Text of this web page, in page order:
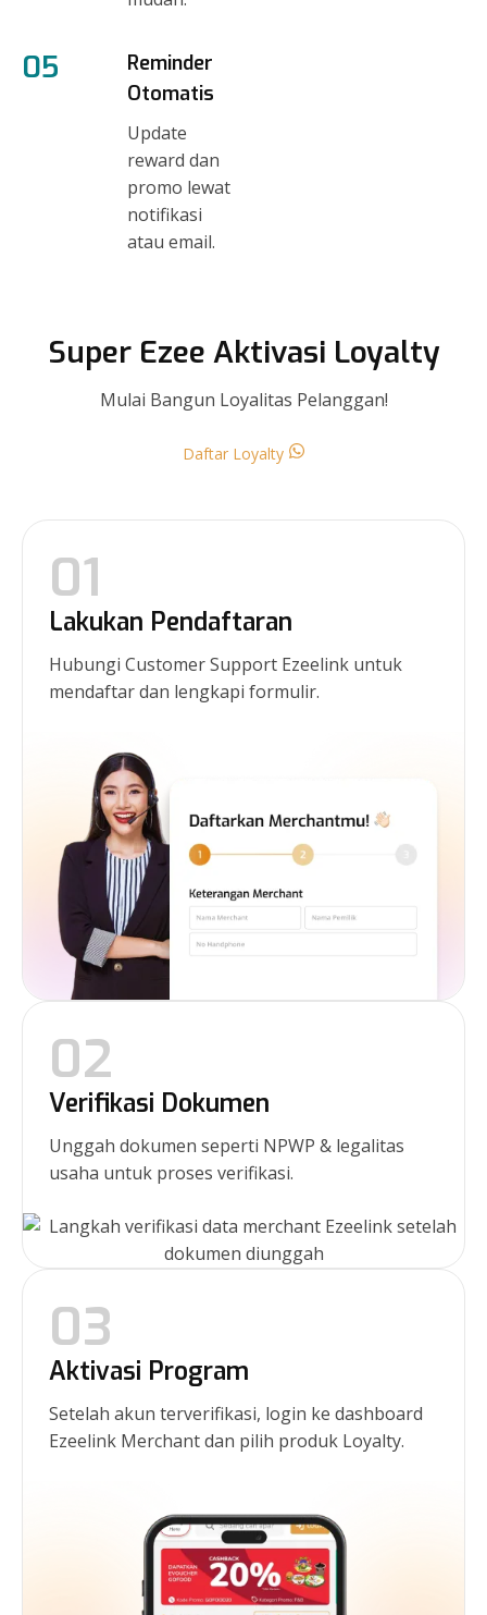
05
Reminder
Otomatis
Update
reward dan
promo lewat
notifikasi
atau email.
Super Ezee Aktivasi Loyalty
Mulai Bangun Loyalitas Pelanggan!
Daftar Loyalty
01
Lakukan Pendaftaran
Hubungi Customer Support Ezeelink untuk
mendaftar dan lengkapi formulir.
02
Verifikasi Dokumen
Unggah dokumen seperti NPWP & legalitas
usaha untuk proses verifikasi.
03
Aktivasi Program
Setelah akun terverifikasi, login ke dashboard
Ezeelink Merchant dan pilih produk Loyalty.